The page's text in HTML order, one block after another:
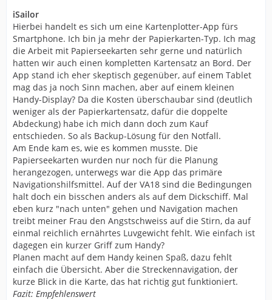
iSailor
Hierbei handelt es sich um eine Kartenplotter-App fürs
Smartphone. Ich bin ja mehr der Papierkarten-Typ. Ich mag
die Arbeit mit Papierseekarten sehr gerne und natürlich
hatten wir auch einen kompletten Kartensatz an Bord. Der
App stand ich eher skeptisch gegenüber, auf einem Tablet
mag das ja noch Sinn machen, aber auf einem kleinen
Handy-Display? Da die Kosten überschaubar sind (deutlich
weniger als der Papierkartensatz, dafür die doppelte
Abdeckung) habe ich mich dann doch zum Kauf
entschieden. So als Backup-Lösung für den Notfall.
Am Ende kam es, wie es kommen musste. Die
Papierseekarten wurden nur noch für die Planung
herangezogen, unterwegs war die App das primäre
Navigationshilfsmittel. Auf der VA18 sind die Bedingungen
halt doch ein bisschen anders als auf dem Dickschiff. Mal
eben kurz "nach unten" gehen und Navigation machen
treibt meiner Frau den Angstschweiss auf die Stirn, da auf
einmal reichlich ernährtes Luvgewicht fehlt. Wie einfach ist
dagegen ein kurzer Griff zum Handy?
Planen macht auf dem Handy keinen Spaß, dazu fehlt
einfach die Übersicht. Aber die Streckennavigation, der
kurze Blick in die Karte, das hat richtig gut funktioniert.
Fazit: Empfehlenswert